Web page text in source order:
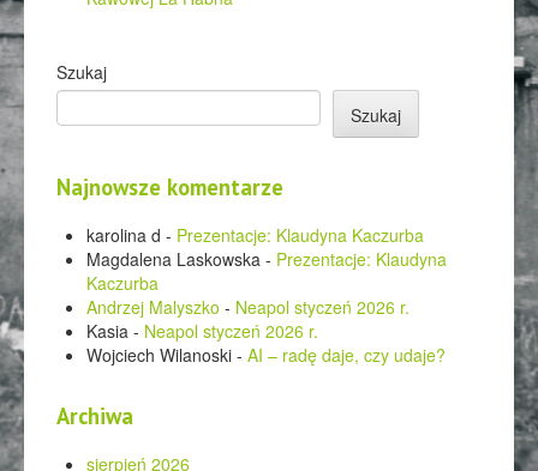
Szukaj
Szukaj
Najnowsze komentarze
karolina d - Prezentacje: Klaudyna Kaczurba
Magdalena Laskowska - Prezentacje: Klaudyna
Kaczurba
Andrzej Malyszko - Neapol styczeń 2026 r.
Kasia - Neapol styczeń 2026 r.
Wojciech Wilanoski -AI – radę daje, czy udaje?
Archiwa
sierpień 2026